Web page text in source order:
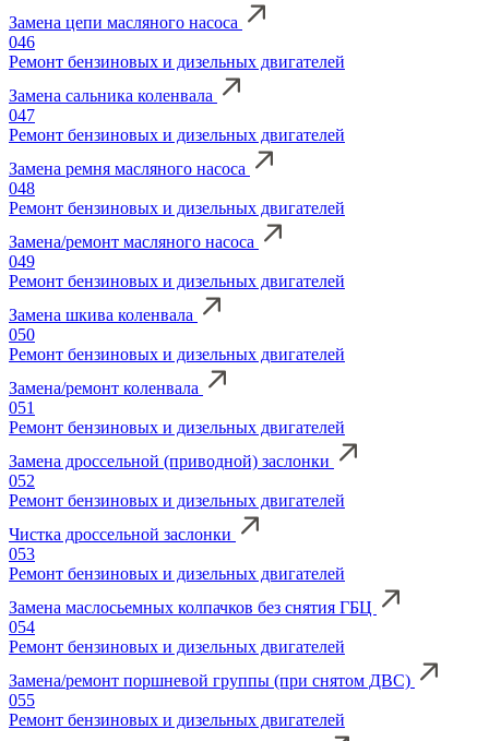
Замена цепи масляного насоса
046
Ремонт бензиновых и дизельных двигателей
Замена сальника коленвала
047
Ремонт бензиновых и дизельных двигателей
Замена ремня масляного насоса
048
Ремонт бензиновых и дизельных двигателей
Замена/ремонт масляного насоса
049
Ремонт бензиновых и дизельных двигателей
Замена шкива коленвала
050
Ремонт бензиновых и дизельных двигателей
Замена/ремонт коленвала
051
Ремонт бензиновых и дизельных двигателей
Замена дроссельной (приводной) заслонки
052
Ремонт бензиновых и дизельных двигателей
Чистка дроссельной заслонки
053
Ремонт бензиновых и дизельных двигателей
Замена маслосьемных колпачков без снятия ГБЦ
054
Ремонт бензиновых и дизельных двигателей
Замена/ремонт поршневой группы (при снятом ДВС)
055
Ремонт бензиновых и дизельных двигателей